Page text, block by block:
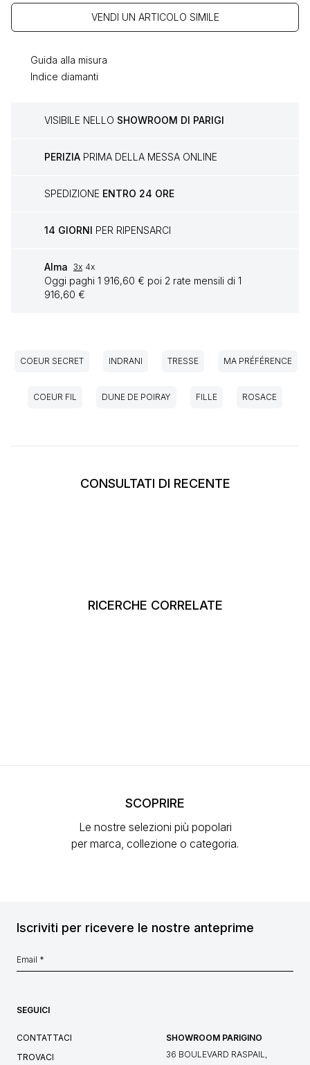
VENDI UN ARTICOLO SIMILE
Guida alla misura
Indice diamanti
VISIBILE NELLO SHOWROOM DI PARIGI
PERIZIA PRIMA DELLA MESSA ONLINE
SPEDIZIONE ENTRO 24 ORE
14 GIORNI PER RIPENSARCI
Alma 3x 4x
Oggi paghi 1 916,60 € poi 2 rate mensili di 1
916,60 €
COEUR SECRET INDRANI TRESSE MA PRÉFÉRENCE
COEUR FIL DUNE DE POIRAY FILLE ROSACE
CONSULTATI DI RECENTE
RICERCHE CORRELATE
SCOPRIRE
Le nostre selezioni più popolari
per marca, collezione o categoria.
Iscriviti per ricevere le nostre anteprime
SEGUICI
CONTATTACI
TROVACI
SHOWROOM PARIGINO
36 BOULEVARD RASPAIL,